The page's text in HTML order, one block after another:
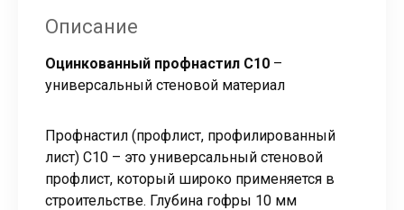
Описание
Оцинкованный профнастил С10 –
универсальный стеновой материал
Профнастил (профлист, профилированный
лист) С10 – это универсальный стеновой
профлист, который широко применяется в
строительстве. Глубина гофры 10 мм